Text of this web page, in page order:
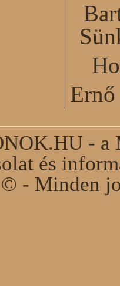
- a
és
© - Minden